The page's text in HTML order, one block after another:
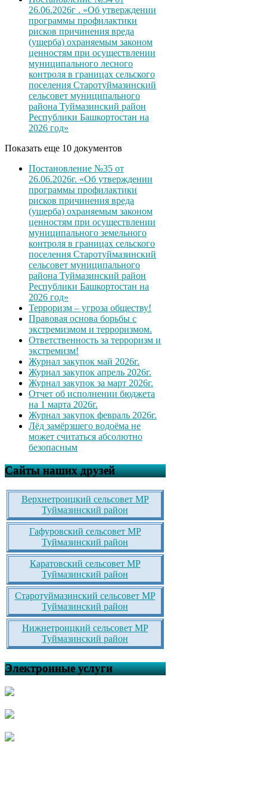
26.06.2026г . «Об утверждении
программы профилактики
рисков причинения вреда
(ущерба) охраняемым законом
ценностям при осуществлении
муниципального лесного
контроля в границах сельского
поселения Старотуймазинский
сельсовет муниципального
района Туймазинский район
Республики Башкортостан на
2026 год»
Показать еще 10 документов
Постановление №35 от
26.06.2026г. «Об утверждении
программы профилактики
рисков причинения вреда
(ущерба) охраняемым законом
ценностям при осуществлении
муниципального земельного
контроля в границах сельского
поселения Старотуймазинский
сельсовет муниципального
района Туймазинский район
Республики Башкортостан на
2026 год»
Терроризм – угроза обществу!
Правовая основа борьбы с
экстремизмом и терроризмом.
Ответственность за терроризм и
экстремизм!
Журнал закупок май 2026г.
Журнал закупок апрель 2026г.
Журнал закупок за март 2026г.
Отчет об исполнении бюджета
на 1 марта 2026г.
Журнал закупок февраль 2026г.
Лёд замёрзшего водоёма не
может считаться абсолютно
безопасным
Сайты наших друзей
Верхнетроицкий сельсовет МР
Туймазинский район
Гафуровский сельсовет МР
Туймазинский район
Каратовский сельсовет МР
Туймазинский район
Старотуймазинский сельсовет МР
Туймазинский район
Нижнетроицкий сельсовет МР
Туймазинский район
Электронные услуги